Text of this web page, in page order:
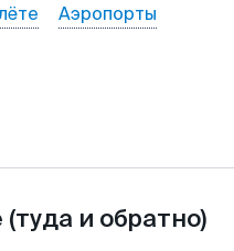
Аэропорты
(туда и обратно)